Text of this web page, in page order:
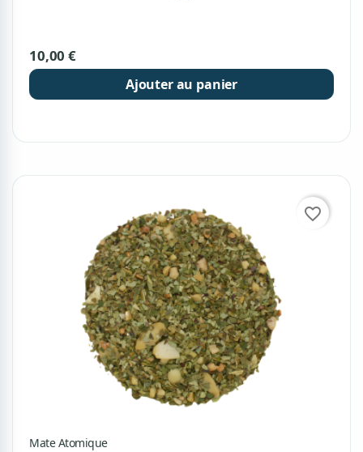
10,00 €
Ajouter au panier
Mate Atomique
favorite_border